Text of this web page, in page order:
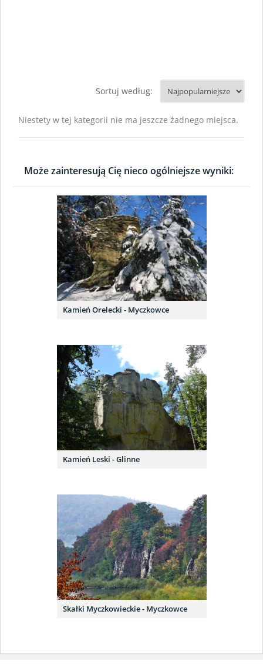
Sortuj według:
Niestety w tej kategorii nie ma jeszcze żadnego miejsca.
Może zainteresują Cię nieco ogólniejsze wyniki:
Kamień Orelecki - Myczkowce
Kamień Leski - Glinne
Skałki Myczkowieckie - Myczkowce